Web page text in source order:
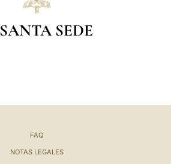
SANTA SEDE
FAQ
NOTAS LEGALES